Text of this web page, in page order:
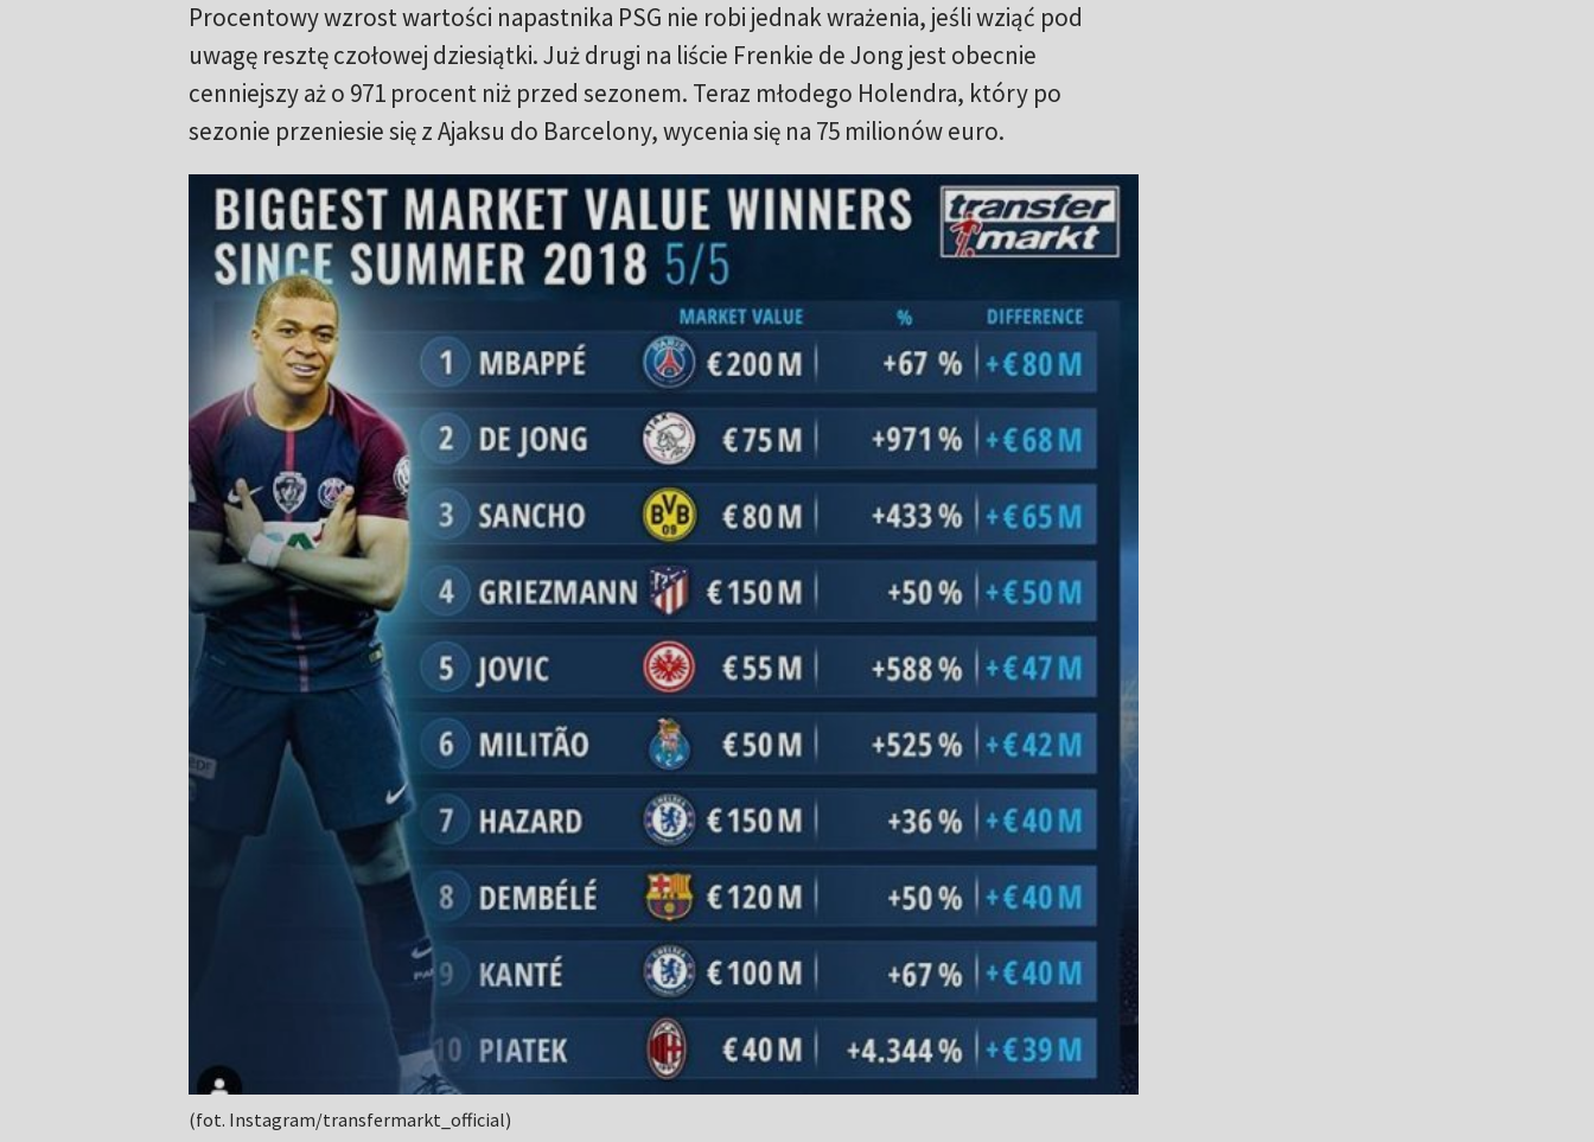
Procentowy wzrost wartości napastnika PSG nie robi jednak wrażenia, jeśli wziąć pod
uwagę resztę czołowej dziesiątki. Już drugi na liście Frenkie de Jong jest obecnie
cenniejszy aż o 971 procent niż przed sezonem. Teraz młodego Holendra, który po
sezonie przeniesie się z Ajaksu do Barcelony, wycenia się na 75 milionów euro.
(fot. Instagram/transfermarkt_official)